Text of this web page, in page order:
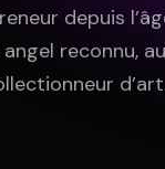
depuis
angel reconnu,